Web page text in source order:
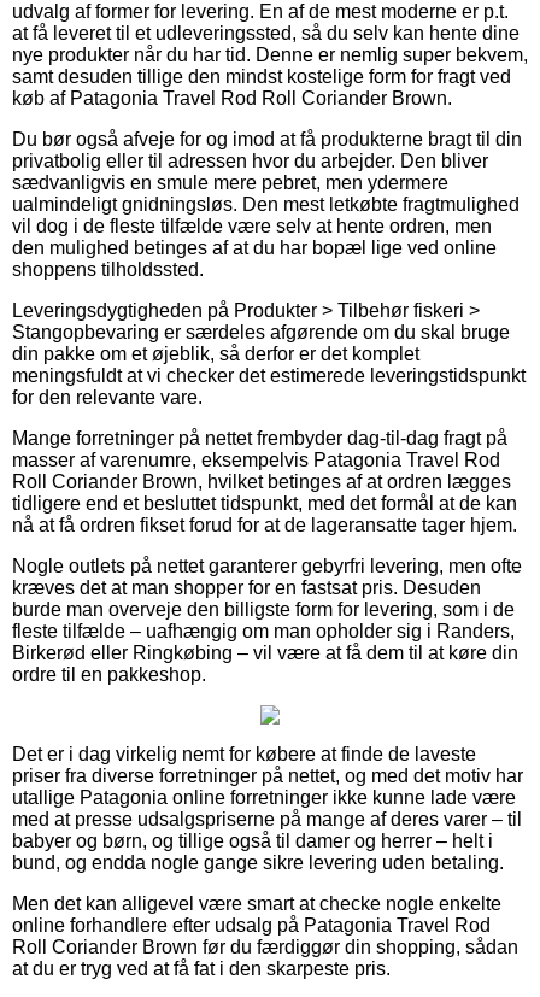
udvalg af former for levering. En af de mest moderne er p.t.
at få leveret til et udleveringssted, så du selv kan hente dine
nye produkter når du har tid. Denne er nemlig super bekvem,
samt desuden tillige den mindst kostelige form for fragt ved
køb af Patagonia Travel Rod Roll Coriander Brown.
Du bør også afveje for og imod at få produkterne bragt til din
privatbolig eller til adressen hvor du arbejder. Den bliver
sædvanligvis en smule mere pebret, men ydermere
ualmindeligt gnidningsløs. Den mest letkøbte fragtmulighed
vil dog i de fleste tilfælde være selv at hente ordren, men
den mulighed betinges af at du har bopæl lige ved online
shoppens tilholdssted.
Leveringsdygtigheden på Produkter > Tilbehør fiskeri >
Stangopbevaring er særdeles afgørende om du skal bruge
din pakke om et øjeblik, så derfor er det komplet
meningsfuldt at vi checker det estimerede leveringstidspunkt
for den relevante vare.
Mange forretninger på nettet frembyder dag-til-dag fragt på
masser af varenumre, eksempelvis Patagonia Travel Rod
Roll Coriander Brown, hvilket betinges af at ordren lægges
tidligere end et besluttet tidspunkt, med det formål at de kan
nå at få ordren fikset forud for at de lageransatte tager hjem.
Nogle outlets på nettet garanterer gebyrfri levering, men ofte
kræves det at man shopper for en fastsat pris. Desuden
burde man overveje den billigste form for levering, som i de
fleste tilfælde – uafhængig om man opholder sig i Randers,
Birkerød eller Ringkøbing – vil være at få dem til at køre din
ordre til en pakkeshop.
Det er i dag virkelig nemt for købere at finde de laveste
priser fra diverse forretninger på nettet, og med det motiv har
utallige Patagonia online forretninger ikke kunne lade være
med at presse udsalgspriserne på mange af deres varer – til
babyer og børn, og tillige også til damer og herrer – helt i
bund, og endda nogle gange sikre levering uden betaling.
Men det kan alligevel være smart at checke nogle enkelte
online forhandlere efter udsalg på Patagonia Travel Rod
Roll Coriander Brown før du færdiggør din shopping, sådan
at du er tryg ved at få fat i den skarpeste pris.